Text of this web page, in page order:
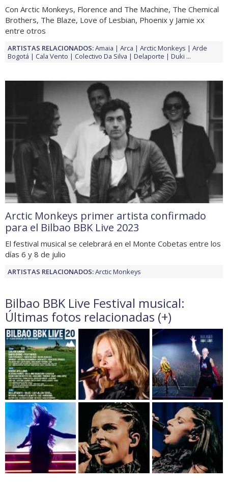
Con Arctic Monkeys, Florence and The Machine, The Chemical
Brothers, The Blaze, Love of Lesbian, Phoenix y Jamie xx
entre otros
ARTISTAS RELACIONADOS:Amaia Arca Arctic Monkeys
Arde
Bogotá
Cala Vento Colectivo Da Silva Delaporte Duki ...
Arctic Monkeys primer artista confirmado
para el Bilbao BBK Live 2023
El festival musical se celebrará en el Monte Cobetas entre los
días 6 y 8 de julio
ARTISTAS RELACIONADOS:Arctic Monkeys
Bilbao BBK Live Festival musical:
Últimas fotos relacionadas (+)